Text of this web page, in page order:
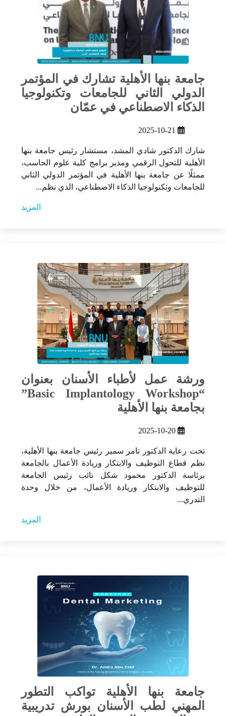
جامعة بنها الأهلية تشارك في المؤتمر
الدولي الثاني للجامعات وتكنولوجيا
الذكاء الاصطناعي في عمّان
2025-10-21
شارك الدكتور شادي المشد، مستشار رئيس جامعة بنها
الأهلية للتحول الرقمي ومدير برامج كلية علوم الحاسب،
ممثلًا عن جامعة بنها الأهلية في المؤتمر الدولي الثاني
للجامعات وتكنولوجيا الذكاء الاصطناعي، الذي نظم...
المزيد
ورشة عمل لأطباء الأسنان بعنوان
“Basic Implantology Workshop”
بجامعة بنها الأهلية
2025-10-20
تحت رعاية الدكتور تامر سمير رئيس جامعة بنها الأهلية،
نظم قطاع التوظيف والابتكار وريادة الأعمال بالجامعة
برئاسة الدكتور محمود شكل نائب رئيس الجامعة
للتوظيف والابتكار وريادة الأعمال، من خلال وحدة
التدري...
المزيد
جامعة بنها الأهلية تواكب التطور
المهني لطب الأسنان بورش تدريبية